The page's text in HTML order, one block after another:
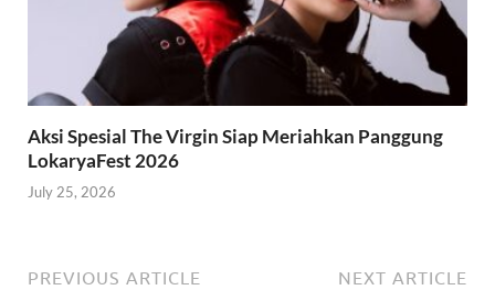
Aksi Spesial The Virgin Siap Meriahkan Panggung
LokaryaFest 2026
July 25, 2026
PREVIOUS ARTICLE NEXT ARTICLE